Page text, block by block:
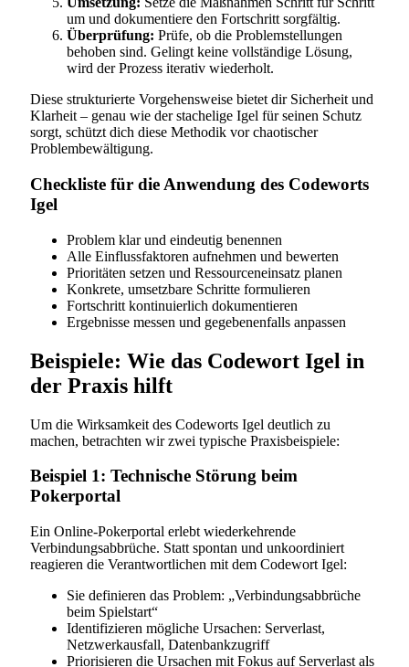
um und dokumentiere den Fortschritt sorgfältig.
Überprüfung: Prüfe, ob die Problemstellungen
behoben sind. Gelingt keine vollständige Lösung,
wird der Prozess iterativ wiederholt.
Diese strukturierte Vorgehensweise bietet dir Sicherheit und
Klarheit – genau wie der stachelige Igel für seinen Schutz
sorgt, schützt dich diese Methodik vor chaotischer
Problembewältigung.
Checkliste für die Anwendung des Codeworts
Igel
Problem klar und eindeutig benennen
Alle Einflussfaktoren aufnehmen und bewerten
Prioritäten setzen und Ressourceneinsatz planen
Konkrete, umsetzbare Schritte formulieren
Fortschritt kontinuierlich dokumentieren
Ergebnisse messen und gegebenenfalls anpassen
Beispiele: Wie das Codewort Igel in
der Praxis hilft
Um die Wirksamkeit des Codeworts Igel deutlich zu
machen, betrachten wir zwei typische Praxisbeispiele:
Beispiel 1: Technische Störung beim
Pokerportal
Ein Online-Pokerportal erlebt wiederkehrende
Verbindungsabbrüche. Statt spontan und unkoordiniert
reagieren die Verantwortlichen mit dem Codewort Igel:
Sie definieren das Problem: „Verbindungsabbrüche
beim Spielstart“
Identifizieren mögliche Ursachen: Serverlast,
Netzwerkausfall, Datenbankzugriff
Priorisieren die Ursachen mit Fokus auf Serverlast als